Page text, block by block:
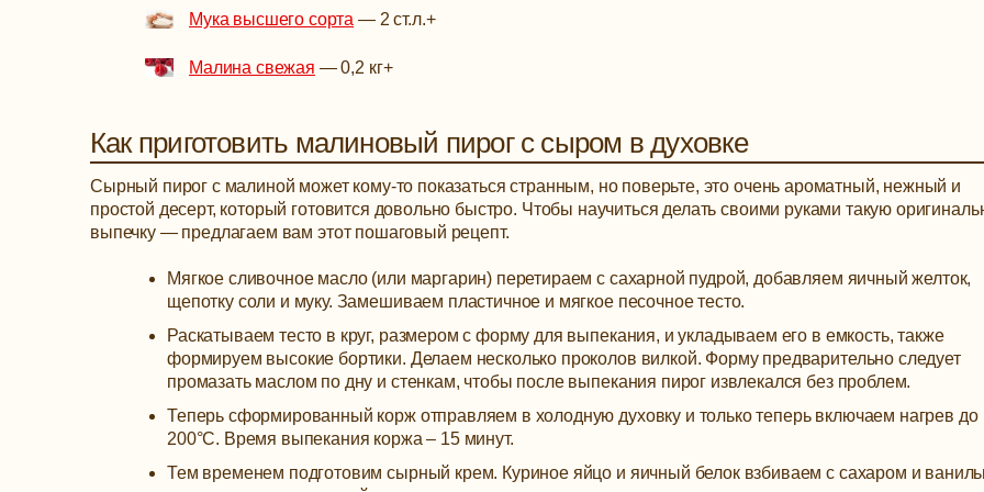
Мука высшего сорта — 2 ст.л.+
Малина свежая —0,2 кг+
Как приготовить малиновый пирог с сыром в духовке
Сырный пирог с малиной может кому-то показаться странным, но поверьте, это очень ароматный, нежный и
простой десерт, который готовится довольно быстро. Чтобы научиться делать своими руками такую
выпечку — предлагаем вам этот пошаговый рецепт.
Мягкое сливочное масло (или маргарин) перетираем с сахарной пудрой, добавляем яичный желток,
щепотку соли и муку. Замешиваем пластичное и мягкое песочное тесто.
Раскатываем тесто в круг, размером с форму для выпекания, и укладываем его в емкость, также
формируем высокие бортики. Делаем несколько проколов вилкой. Форму предварительно следует
промазать маслом по дну и стенкам, чтобы после выпекания пирог извлекался без проблем.
Теперь сформированный корж отправляем в холодную духовку и только теперь включаем нагрев до
200°С. Время выпекания коржа – 15 минут.
Тем временем подготовим сырный крем. Куриное яйцо и яичный белок взбиваем с сахаром и